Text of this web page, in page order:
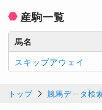
産駒一覧
馬名
スキップアウェイ
トップ 競馬データ検